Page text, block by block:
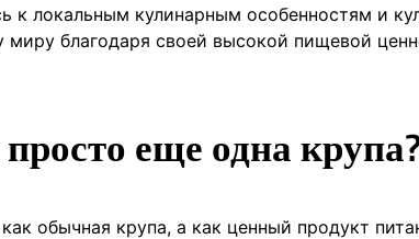
к локальным кулинарным особенностям и
миру благодаря своей высокой пищевой
еще одна
обычная крупа, а как ценный продукт